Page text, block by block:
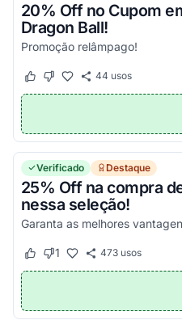
20% Off no Cupom
Dragon Ball!
Promoção relâmpago!
Este cupom funcionou
Este cupom não funcionou
44 usos
Verificado Destaque
25% Off na compra
nessa seleção!
Este cupom funcionou
Este cupom não funcionou
1 473usos